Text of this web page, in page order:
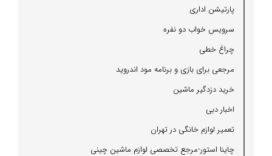
پارتیشن اداری
سرویس خواب دو نفره
چراغ خطی
مرجعی برای بازی و برنامه مود اندروید
خرید دزدگیر ماشین
اخبار دبی
تعمیر لوازم خانگی در تهران
چاینا استور-مرجع تخصصی لوازم ماشین چینی